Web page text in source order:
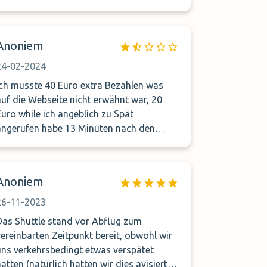
02-2024
musste 40 Euro extra Bezahlen was
die Webseite nicht erwähnt war, 20
while ich angeblich zu Spät
habe 13 Minuten nach den
11-2023
Shuttle stand vor Abflug zum
Zeitpunkt bereit, obwohl wir
verkehrsbedingt etwas verspätet
(natürlich hatten wir dies avisiert).